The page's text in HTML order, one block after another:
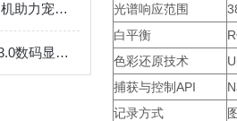
明慧MHD2000高清相机助力宠物肿瘤精准诊疗——奥林巴斯显微镜配套应用案例
明慧2100万高清USB3.0数码显微镜相机MHD2100 工业检测显微镜摄像头
光谱响应范围
白平衡
色彩还原技术
捕获与控制API
记录方式